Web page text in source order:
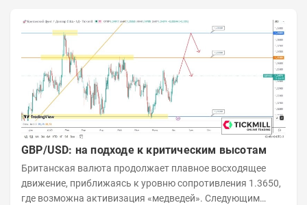
GBP/USD: на подходе к критическим высотам
Британская валюта продолжает плавное восходящее
движение, приближаясь к уровню сопротивления 1.3650,
где возможна активизация «медведей». Следующим